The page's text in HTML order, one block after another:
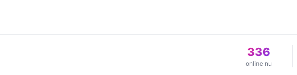
336
online nu